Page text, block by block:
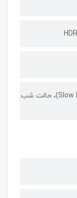
حالت پرتره، کیفیت فیلمبرداری با رزولوشن (2160 × 3840) 4K با سرعت 24/30/60 فریم بر ثانیه، فیلمبرداری آهسته (Slow Motion)، حالت شب